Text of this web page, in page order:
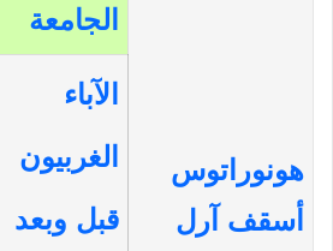
هونوراتوس
أسقف آرل
الجامعة
الآباء
الغربيون
قبل وبعد